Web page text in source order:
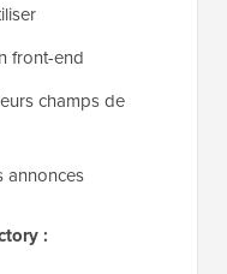
front-end
champs de
annonces
: